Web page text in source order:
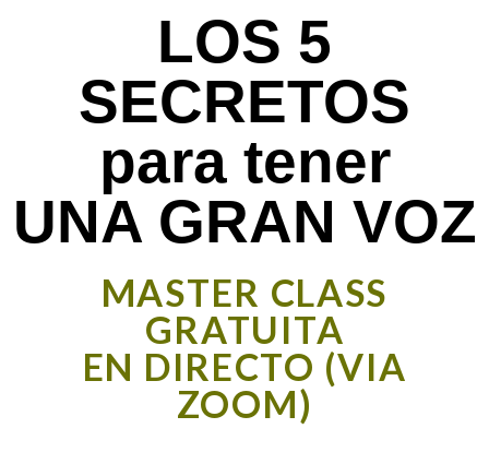
LOS 5
SECRETOS
para tener
UNA GRAN VOZ
MASTER CLASS
GRATUITA
EN DIRECTO (VIA
ZOOM)